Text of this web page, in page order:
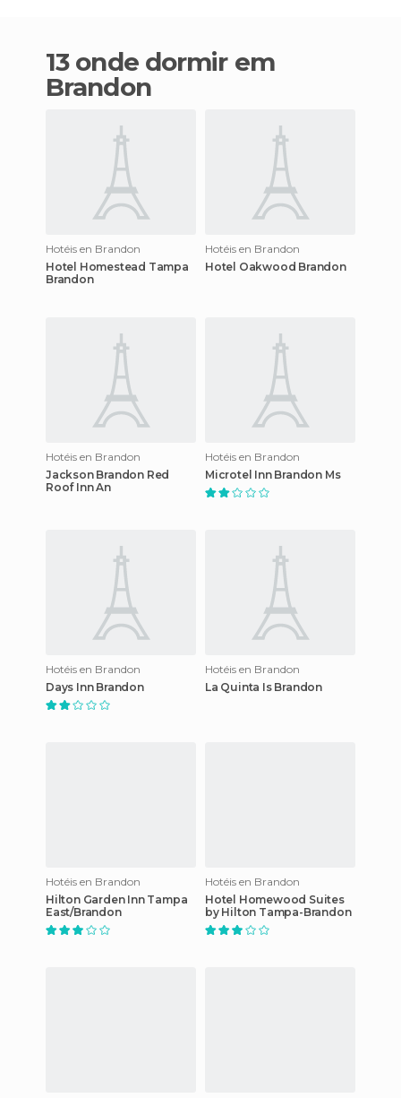
13 onde dormir em
Brandon
Hotéis en Brandon
Hotel Homestead Tampa
Brandon
Hotéis en Brandon
Hotel Oakwood Brandon
Hotéis en Brandon
Jackson Brandon Red
Roof Inn An
Hotéis en Brandon
Microtel Inn Brandon Ms
Hotéis en Brandon
Days Inn Brandon
Hotéis en Brandon
La Quinta Is Brandon
Hotéis en Brandon
Hilton Garden Inn Tampa
East/Brandon
Hotéis en Brandon
Hotel Homewood Suites
by Hilton Tampa-Brandon